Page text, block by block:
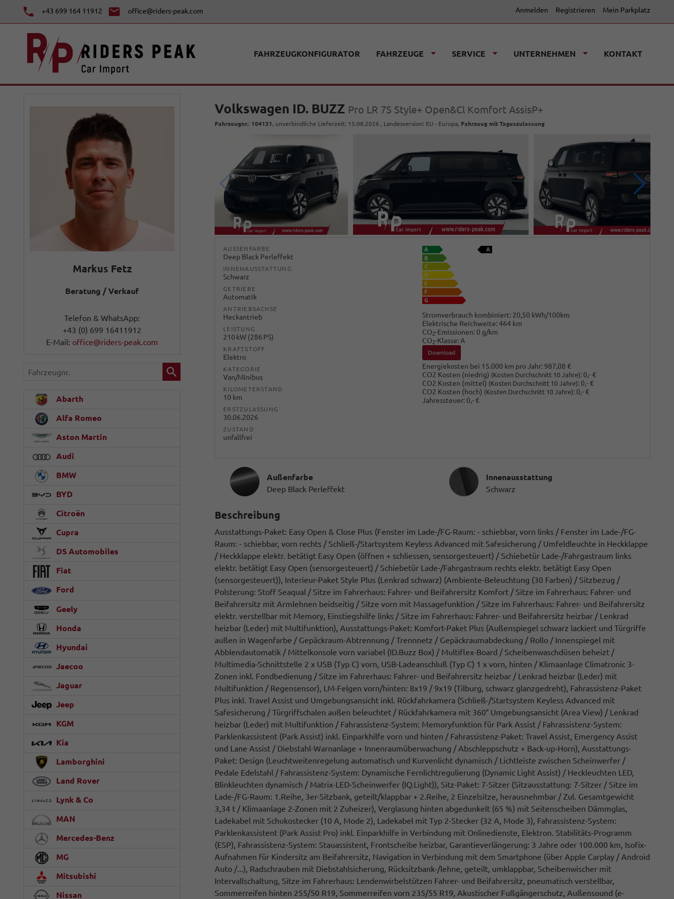
+43 699 164 11912 office@riders-peak.com Anmelden Registrieren Mein Parkplatz
FAHRZEUGKONFIGURATOR FAHRZEUGE SERVICE UNTERNEHMEN KONTAKT
Volkswagen ID. BUZZ Pro LR 7S Style+ Open&Cl Komfort AssisP+
Fahrzeugnr.: 104131 , unverbindliche Lieferzeit: 15.08.2026 , Landesversion: EU - Europa, Fahrzeug mit Tageszulassung
AUSSENFARBE
Deep Black Perleffekt
INNENAUSSTATTUNG
Schwarz
GETRIEBE
Automatik
ANTRIEBSACHSE
Heckantrieb
LEISTUNG
210 kW (286 PS)
KRAFTSTOFF
Elektro
KATEGORIE
Van/Minibus
KILOMETERSTAND
10 km
ERSTZULASSUNG
30.06.2026
ZUSTAND
unfallfrei
Stromverbrauch kombiniert: 20,50 kWh/100km
Elektrische Reichweite: 464 km
CO2-Emissionen: 0 g/km
CO2-Klasse: A
Download
Energiekosten bei 15.000 km pro Jahr: 987,08 €
CO2 Kosten (niedrig) (Kosten Durchschnitt 10 Jahre): 0,- €
CO2 Kosten (mittel) (Kosten Durchschnitt 10 Jahre): 0,- €
CO2 Kosten (hoch) (Kosten Durchschnitt 10 Jahre): 0,- €
Jahressteuer: 0,- €
Außenfarbe
Deep Black Perleffekt
InnenausstattungInnenausstattung
Schwarz
Beschreibung
Ausstattungs-Paket: Easy Open & Close Plus (Fenster im Lade-/FG-Raum: - schiebbar, vorn links / Fenster im Lade-/FG-
Raum: - schiebbar, vorn rechts / Schließ-/Startsystem Keyless Advanced mit Safesicherung / Umfeldleuchte in Heckklappe
/ Heckklappe elektr. betätigt Easy Open (öffnen + schliessen, sensorgesteuert) / Schiebetür Lade-/Fahrgastraum links
elektr. betätigt Easy Open (sensorgesteuert) / Schiebetür Lade-/Fahrgastraum rechts elektr. betätigt Easy Open
(sensorgesteuert)), Interieur-Paket Style Plus (Lenkrad schwarz) (Ambiente-Beleuchtung (30 Farben) / Sitzbezug /
Polsterung: Stoff Seaqual / Sitze im Fahrerhaus: Fahrer- und Beifahrersitz Komfort / Sitze im Fahrerhaus: Fahrer- und
Beifahrersitz mit Armlehnen beidseitig / Sitze vorn mit Massagefunktion / Sitze im Fahrerhaus: Fahrer- und Beifahrersitz
elektr. verstellbar mit Memory, Einstiegshilfe links / Sitze im Fahrerhaus: Fahrer- und Beifahrersitz heizbar / Lenkrad
heizbar (Leder) mit Multifunktion), Ausstattungs-Paket: Komfort-Paket Plus (Außenspiegel schwarz lackiert und Türgriffe
außen in Wagenfarbe / Gepäckraum-Abtrennung / Trennnetz / Gepäckraumabdeckung / Rollo / Innenspiegel mit
Abblendautomatik / Mittelkonsole vorn variabel (ID.Buzz Box) / Multiflex-Board / Scheibenwaschdüsen beheizt /
Multimedia-Schnittstelle 2 x USB (Typ C) vorn, USB-Ladeanschluß (Typ C) 1 x vorn, hinten / Klimaanlage Climatronic 3-
Zonen inkl. Fondbedienung / Sitze im Fahrerhaus: Fahrer- und Beifahrersitz heizbar / Lenkrad heizbar (Leder) mit
Multifunktion / Regensensor), LM-Felgen vorn/hinten: 8x19 / 9x19 (Tilburg, schwarz glanzgedreht), Fahrassistenz-Paket
Plus inkl. Travel Assist und Umgebungsansicht inkl. Rückfahrkamera (Schließ-/Startsystem Keyless Advanced mit
Safesicherung / Türgriffschalen außen beleuchtet / Rückfahrkamera mit 360° Umgebungsansicht (Area View) / Lenkrad
heizbar (Leder) mit Multifunktion / Fahrassistenz-System: Memoryfunktion für Park Assist / Fahrassistenz-System:
Parklenkassistent (Park Assist) inkl. Einparkhilfe vorn und hinten / Fahrassistenz-Paket: Travel Assist, Emergency Assist
und Lane Assist / Diebstahl-Warnanlage + Innenraumüberwachung / Abschleppschutz + Back-up-Horn), Ausstattungs-
Paket: Design (Leuchtweitenregelung automatisch und Kurvenlicht dynamisch / Lichtleiste zwischen Scheinwerfer /
Pedale Edelstahl / Fahrassistenz-System: Dynamische Fernlichtregulierung (Dynamic Light Assist) / Heckleuchten LED,
Blinkleuchten dynamisch / Matrix-LED-Scheinwerfer (IQ.Light)), Sitz-Paket: 7-Sitzer (Sitzausstattung: 7-Sitzer / Sitze im
Lade-/FG-Raum: 1.Reihe, 3er-Sitzbank, geteilt/klappbar + 2.Reihe, 2 Einzelsitze, herausnehmbar / Zul. Gesamtgewicht
3,34 t / Klimaanlage 2-Zonen mit 2 Zuheizer), Verglasung hinten abgedunkelt (65 %) mit Seitenscheiben Dämmglas,
Ladekabel mit Schukostecker (10 A, Mode 2), Ladekabel mit Typ 2-Stecker (32 A, Mode 3), Fahrassistenz-System:
Parklenkassistent (Park Assist Pro) inkl. Einparkhilfe in Verbindung mit Onlinedienste, Elektron. Stabilitäts-Programm
(ESP), Fahrassistenz-System: Stauassistent, Frontscheibe heizbar, Garantieverlängerung: 3 Jahre oder 100.000 km, Isofix-
Aufnahmen für Kindersitz am Beifahrersitz, Navigation in Verbindung mit dem Smartphone (über Apple Carplay / Android
Auto /...), Radschrauben mit Diebstahlsicherung, Rücksitzbank-/lehne, geteilt, umklappbar, Scheibenwischer mit
Intervallschaltung, Sitze im Fahrerhaus: Lendenwirbelstützen Fahrer- und Beifahrersitz, pneumatisch verstellbar,
Sommerreifen hinten 255/50 R19, Sommerreifen vorn 235/55 R19, Akustischer Fußgängerschutz, Außensound (e-
Markus Fetz
Beratung / Verkauf
Telefon & WhatsApp:
+43 (0) 699 16411912
E-Mail: office@riders-peak.com
Fahrzeugnr.
Abarth
Alfa Romeo
Aston Martin
Audi
BMW
BYD
Citroën
Cupra
DS Automobiles
Fiat
Ford
Geely
Honda
Hyundai
Jaecoo
Jaguar
Jeep
KGM
Kia
Lamborghini
Land Rover
Lynk & Co
MAN
Mercedes-Benz
MG
Mitsubishi
Nissan